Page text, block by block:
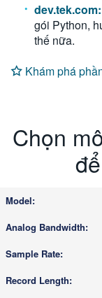
dev.tek.com:
gói Python,
thế nữa.
Khám phá
Chọn